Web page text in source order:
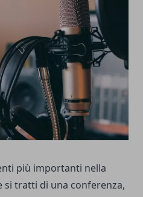
più importanti nella
si tratti di una conferenza,